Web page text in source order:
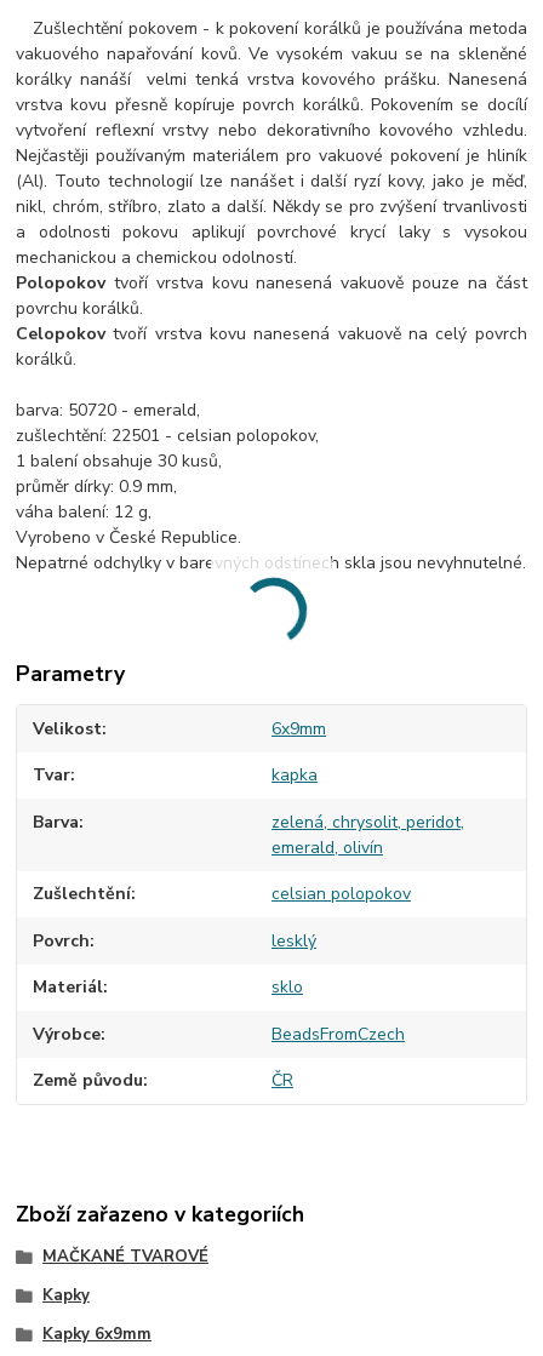
Zušlechtění pokovem - k pokovení korálků je používána metoda
vakuového napařování kovů. Ve vysokém vakuu se na skleněné
korálky nanáší velmi tenká vrstva kovového prášku. Nanesená
vrstva kovu přesně kopíruje povrch korálků. Pokovením se docílí
vytvoření reflexní vrstvy nebo dekorativního kovového vzhledu.
Nejčastěji používaným materiálem pro vakuové pokovení je hliník
(Al). Touto technologií lze nanášet i další ryzí kovy, jako je měď,
nikl, chróm, stříbro, zlato a další. Někdy se pro zvýšení trvanlivosti
a odolnosti pokovu aplikují povrchové krycí laky s vysokou
mechanickou a chemickou odolností.
Polopokovtvoří vrstva kovu nanesená vakuově pouze na část
povrchu korálků.
Celopokovtvoří vrstva kovu nanesená vakuově na celý povrch
korálků.
barva: 50720 - emerald,
zušlechtění: 22501 - celsian polopokov,
1 balení obsahuje 30 kusů,
průměr dírky: 0.9 mm,
váha balení: 12 g,
Vyrobeno v České Republice.
Nepatrné odchylky v barevných odstínech skla jsou nevyhnutelné.
Parametry
Velikost 6x9mm
Tvar kapka
Barva
zelená, chrysolit, peridot,
emerald, olivín
Zušlechtění celsian polopokov
Povrch lesklý
Materiál sklo
Výrobce BeadsFromCzech
Země původu ČR
Zboží zařazeno v kategoriích
MAČKANÉ TVAROVÉ
Kapky
Kapky 6x9mm